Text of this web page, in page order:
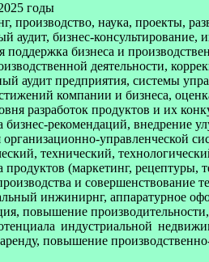
годы
производство, наука, проекты,
аудит, бизнес-консультирование,
поддержка бизнеса и
деятельности,
аудит предприятия, системы
компании и бизнеса,
разработок продуктов и их
бизнес-рекомендаций, внедрение
организационно-управленческой
технический,
продуктов (маркетинг,
и совершенствование
инжинирнг, аппаратурное
повышение
индустриальной
повышение